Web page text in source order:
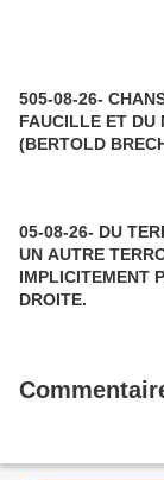
505-08-26-
FAUCILLE ET DU
(BERTOLD
05-08-26- DU
UN AUTRE
IMPLICITEMENT PAR CERTAINS MEDIAS D'EXTRÊME
DROITE.